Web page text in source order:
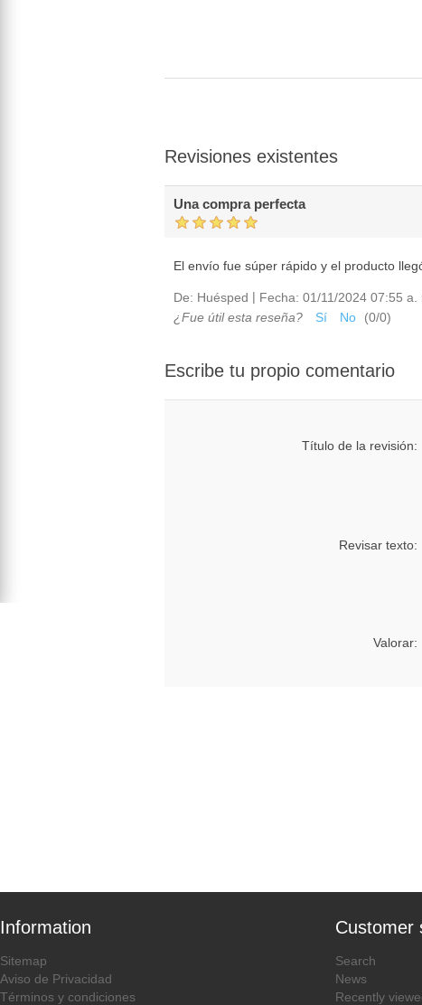
Revisiones existentes
Una compra perfecta
El envío fue súper rápido y el producto
De: Huésped | Fecha: 01/11/2024 07:55 a.
¿Fue útil esta reseña?
Sí No (0/0)
Escribe tu propio comentario
Título de la revisión:
Revisar texto:
Valorar:
Information
Sitemap
Aviso de Privacidad
Términos y condiciones
Customer
Search
News
Recently